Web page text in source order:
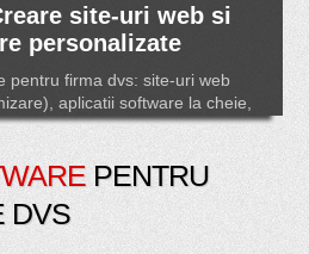
site-ul dvs.
de calitate pentru site-urile
web: crearea, gazduirea si
ne acum
pentru o oferta
PENTRU
DVS